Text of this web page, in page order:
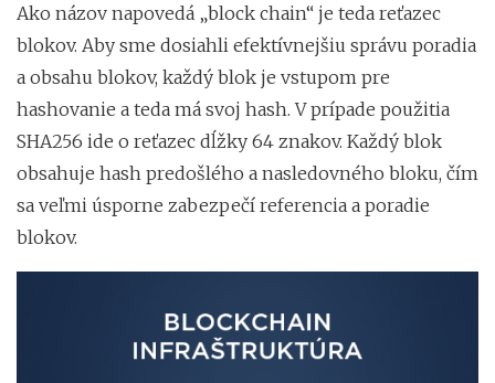
Ako názov napovedá „block chain“ je teda reťazec
blokov. Aby sme dosiahli efektívnejšiu správu poradia
a obsahu blokov, každý blok je vstupom pre
hashovanie a teda má svoj hash. V prípade použitia
SHA256 ide o reťazec dĺžky 64 znakov. Každý blok
obsahuje hash predošlého a nasledovného bloku, čím
sa veľmi úsporne zabezpečí referencia a poradie
blokov.